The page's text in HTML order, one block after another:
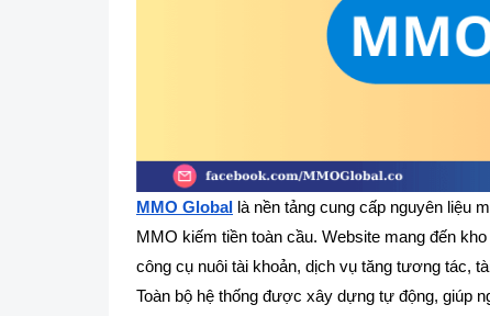
MMO Global
là nền tảng cung cấp nguyên liệu
MMO kiếm tiền toàn cầu. Website mang đến
công cụ nuôi tài khoản, dịch vụ tăng tương tác,
Toàn bộ hệ thống được xây dựng tự động, giúp